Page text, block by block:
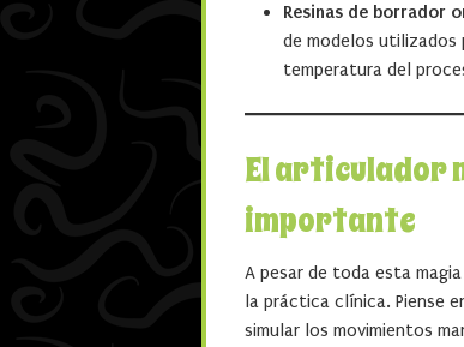
Resinas de borrador
de modelos
temperatura del
El articulador
importante
A pesar de toda esta
la práctica clínica. Piense
simular los movimientos